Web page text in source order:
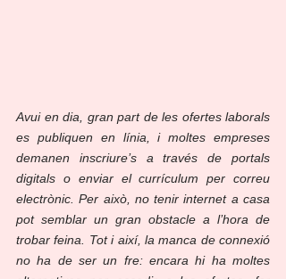
Avui en dia, gran part de les ofertes laborals
es publiquen en línia, i moltes empreses
demanen inscriure’s a través de portals
digitals o enviar el currículum per correu
electrònic. Per això, no tenir internet a casa
pot semblar un gran obstacle a l’hora de
trobar feina. Tot i així, la manca de connexió
no ha de ser un fre: encara hi ha moltes